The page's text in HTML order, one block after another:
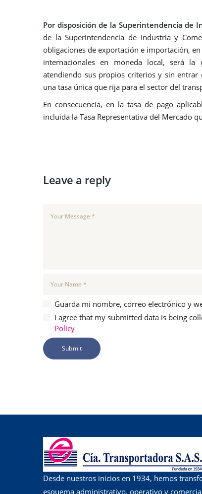
Por disposición de la Superintendencia de
de la Superintendencia de Industria y
obligaciones de exportación e importación,
internacionales en moneda local, será la
atendiendo sus propios criterios y sin
una tasa única que rija para el sector del
En consecuencia, en la tasa de pago
incluida la Tasa Representativa del Mercado
Leave a reply
Guarda mi nombre, correo electrónico y
I agree that my submitted data is being
Policy
Desde nuestros inicios en 1934, hemos
esquema administrativo, operativo y